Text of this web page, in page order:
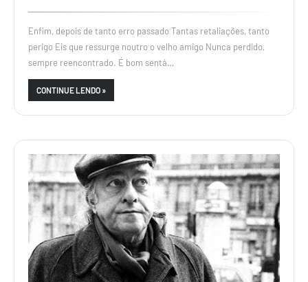
Enfim, depois de tanto erro passado Tantas retaliações, tanto
perigo Eis que ressurge noutro o velho amigo Nunca perdido,
sempre reencontrado. É bom sentá…
CONTINUE LENDO »